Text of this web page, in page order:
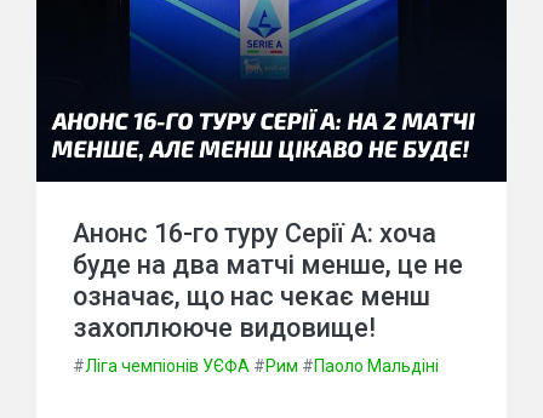
Анонс 16-го туру Серії А: хоча
буде на два матчі менше, це не
означає, що нас чекає менш
захоплююче видовище!
#Ліга чемпіонів УЄФА #Рим #Паоло Мальдіні